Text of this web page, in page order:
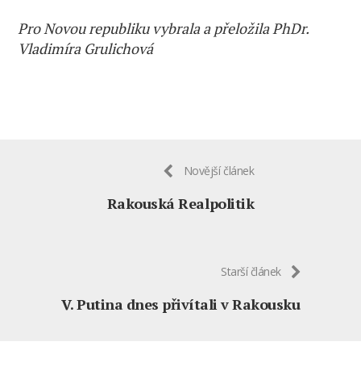
Pro Novou republiku vybrala a přeložila PhDr.
Vladimíra Grulichová
Novější článek
Rakouská Realpolitik
Starší článek
V. Putina dnes přivítali v Rakousku